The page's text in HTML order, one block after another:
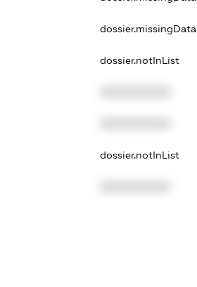
dossier.missingData
dossier.notInList
dossier.notInList